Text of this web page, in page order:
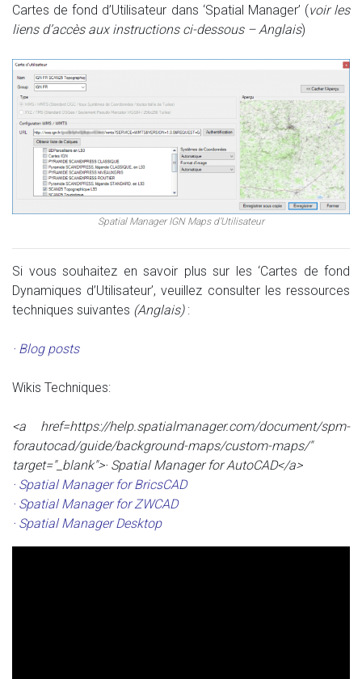
Cartes de fond d’Utilisateur dans ‘Spatial Manager’ (voir les
liens d’accès aux instructions ci-dessous – Anglais)
Spatial Manager IGN Maps d’Utilisateur
Si vous souhaitez en savoir plus sur les ‘Cartes de fond
Dynamiques d’Utilisateur’, veuillez consulter les ressources
techniques suivantes (Anglais) :
· Blog posts
Wikis Techniques:
<a href=https://help.spatialmanager.com/document/spm-
forautocad/guide/background-maps/custom-maps/"
target="_blank">· Spatial Manager for AutoCAD</a>
· Spatial Manager for BricsCAD
· Spatial Manager for ZWCAD
· Spatial Manager Desktop